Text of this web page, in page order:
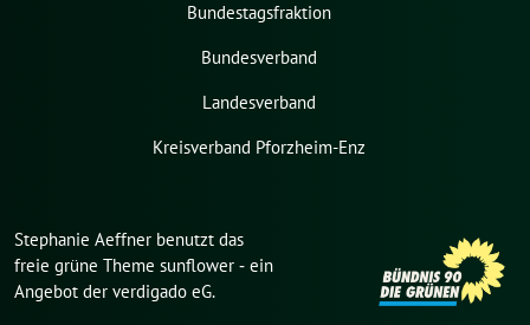
Bundestagsfraktion
Bundesverband
Landesverband
Kreisverband Pforzheim-Enz
Stephanie Aeffner benutzt das
freie grüne Theme sunflower ‐ ein
Angebot der verdigado eG.